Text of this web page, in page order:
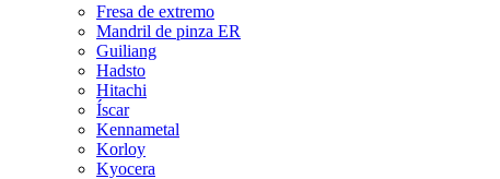
Fresa de extremo
Mandril de pinza ER
Guiliang
Hadsto
Hitachi
Íscar
Kennametal
Korloy
Kyocera